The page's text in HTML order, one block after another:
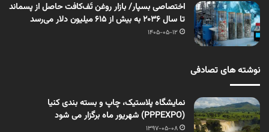
اختصاصی بسپار/ بازار روغن تَف‌کافت حاصل از پسماند
تا سال ۲۰۳۶ به بیش از ۶۱۵ میلیون دلار می‌رسد
1405-05-12
نوشته های تصادفی
نمایشگاه پلاستیک، چاپ و بسته بندی کنیا
(PPPEXPO) شهریور ماه برگزار می شود
1397-05-08